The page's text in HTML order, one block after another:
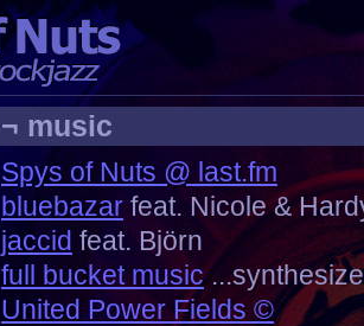
¬ music
Spys of Nuts @ last.fm
bluebazar feat. Nicole &
jaccid feat. Björn
full bucket music
United Power Fields ©